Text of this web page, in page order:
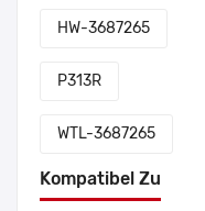
HW-3687265
P313R
WTL-3687265
Kompatibel Zu